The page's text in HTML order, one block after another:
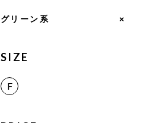
グリーン系 ×
SIZE
F